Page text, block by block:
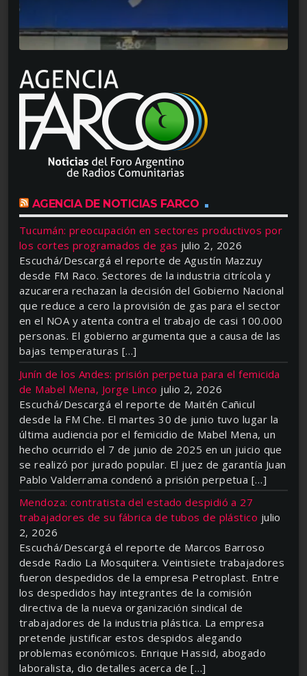
AGENCIA DE NOTICIAS FARCO
Tucumán: preocupación en sectores productivos por
los cortes programados de gas julio 2, 2026
Escuchá/Descargá el reporte de Agustín Mazzuy
desde FM Raco. Sectores de la industria citrícola y
azucarera rechazan la decisión del Gobierno Nacional
que reduce a cero la provisión de gas para el sector
en el NOA y atenta contra el trabajo de casi 100.000
personas. El gobierno argumenta que a causa de las
bajas temperaturas […]
Junín de los Andes: prisión perpetua para el femicida
de Mabel Mena, Jorge Linco julio 2, 2026
Escuchá/Descargá el reporte de Maitén Cañicul
desde la FM Che. El martes 30 de junio tuvo lugar la
última audiencia por el femicidio de Mabel Mena, un
hecho ocurrido el 7 de junio de 2025 en un juicio que
se realizó por jurado popular. El juez de garantía Juan
Pablo Valderrama condenó a prisión perpetua […]
Mendoza: contratista del estado despidió a 27
trabajadores de su fábrica de tubos de plástico julio
2, 2026
Escuchá/Descargá el reporte de Marcos Barroso
desde Radio La Mosquitera. Veintisiete trabajadores
fueron despedidos de la empresa Petroplast. Entre
los despedidos hay integrantes de la comisión
directiva de la nueva organización sindical de
trabajadores de la industria plástica. La empresa
pretende justificar estos despidos alegando
problemas económicos. Enrique Hassid, abogado
laboralista, dio detalles acerca de […]